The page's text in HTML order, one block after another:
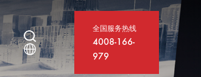
全国服务热线
4008-166-
979